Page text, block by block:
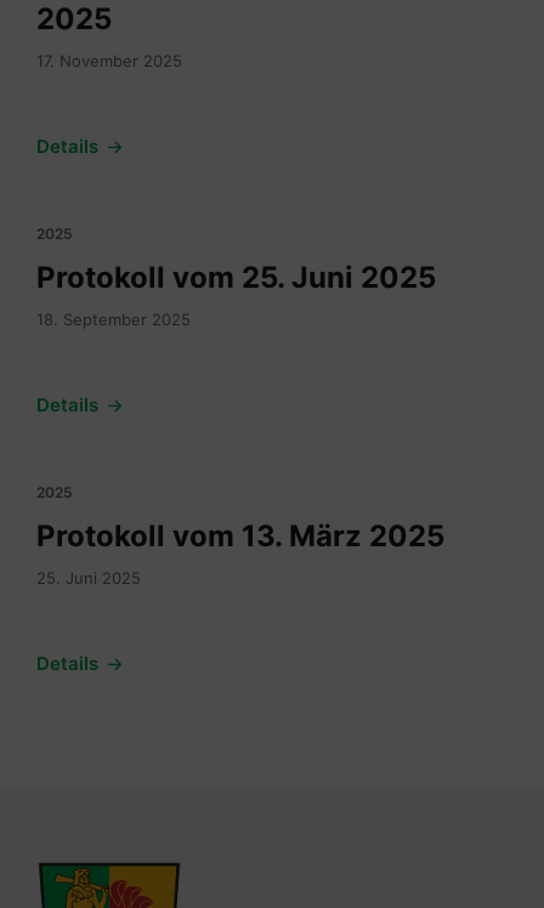
2025
17. November 2025
Details
2025
Protokoll vom 25. Juni 2025
18. September 2025
Details
2025
Protokoll vom 13. März 2025
25. Juni 2025
Details